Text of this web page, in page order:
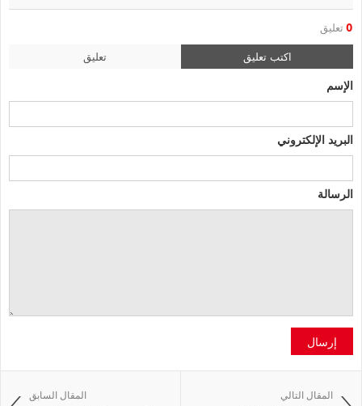
0 تعليق
اكتب تعليق تعليق
الإسم
البريد الإلكتروني
الرسالة
إرسال
المقال السابق المقال التالي